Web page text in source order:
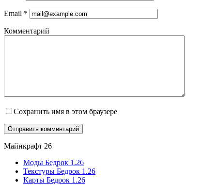
Email *
Комментарий
Сохранить имя в этом браузере
Майнкрафт 26
Моды Бедрок 1.26
Текстуры Бедрок 1.26
Карты Бедрок 1.26